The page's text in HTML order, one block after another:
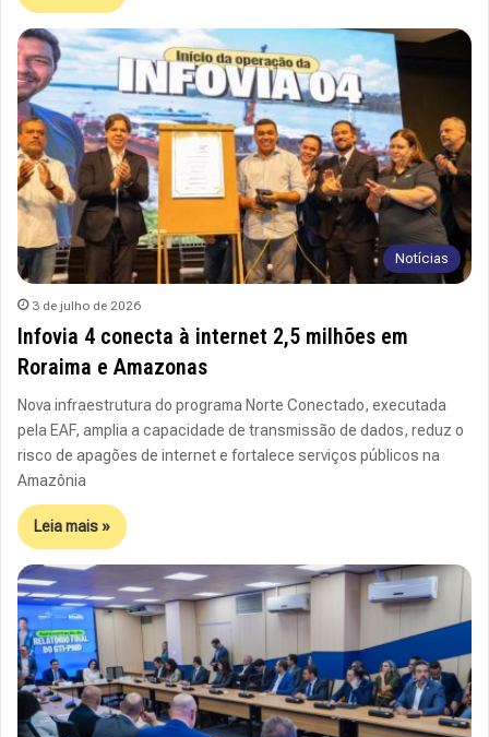
Notícias
3 de julho de 2026
Infovia 4 conecta à internet 2,5 milhões em
Roraima e Amazonas
Nova infraestrutura do programa Norte Conectado, executada
pela EAF, amplia a capacidade de transmissão de dados, reduz o
risco de apagões de internet e fortalece serviços públicos na
Amazônia
Leia mais »